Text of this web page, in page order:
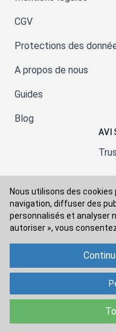
Nous utilisons des
navigation, diffuser des
personnalisés et analyser
autoriser », vous
CGV
Protections des
A propos de nous
Guides
Blog